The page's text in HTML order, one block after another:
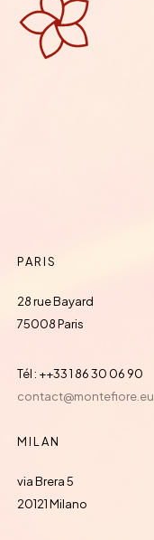
PARIS
28 rue Bayard
75008 Paris
Tél : ++33 1 86 30 06 90
contact@montefiore.eu
MILAN
via Brera 5
20121 Milano